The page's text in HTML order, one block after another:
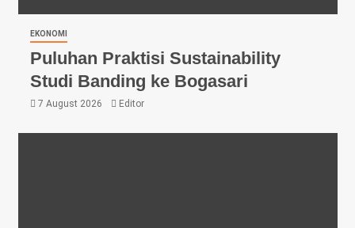
EKONOMI
Puluhan Praktisi Sustainability
Studi Banding ke Bogasari
7 August 2026 Editor